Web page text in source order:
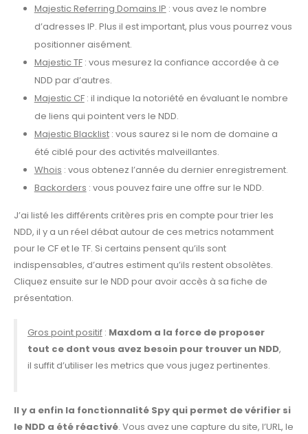
Majestic Referring Domains IP : vous avez le nombre
d’adresses IP. Plus il est important, plus vous pourrez vous
positionner aisément.
Majestic TF: vous mesurez la confiance accordée à ce
NDD par d’autres.
Majestic CF: il indique la notoriété en évaluant le nombre
de liens qui pointent vers le NDD.
Majestic Blacklist: vous saurez si le nom de domaine a
été ciblé pour des activités malveillantes.
Whois : vous obtenez l’année du dernier enregistrement.
Backorders : vous pouvez faire une offre sur le NDD.
J’ai listé les différents critères pris en compte pour trier les
NDD, il y a un réel débat autour de ces metrics notamment
pour le CF et le TF. Si certains pensent qu’ils sont
indispensables, d’autres estiment qu’ils restent obsolètes.
Cliquez ensuite sur le NDD pour avoir accès à sa fiche de
présentation.
Gros point positif: Maxdom a la force de proposer
tout ce dont vous avez besoin pour trouver un NDD,
il suffit d’utiliser les metrics que vous jugez pertinentes.
Il y a enfin la fonctionnalité Spy qui permet de vérifier si
le NDD a été réactivé. Vous avez une capture du site, l’URL, le